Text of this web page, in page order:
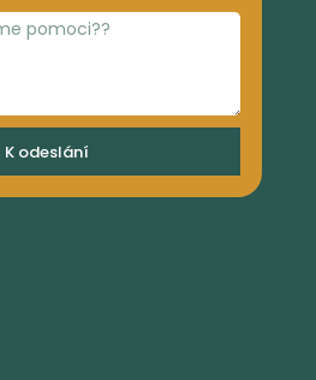
K odeslání